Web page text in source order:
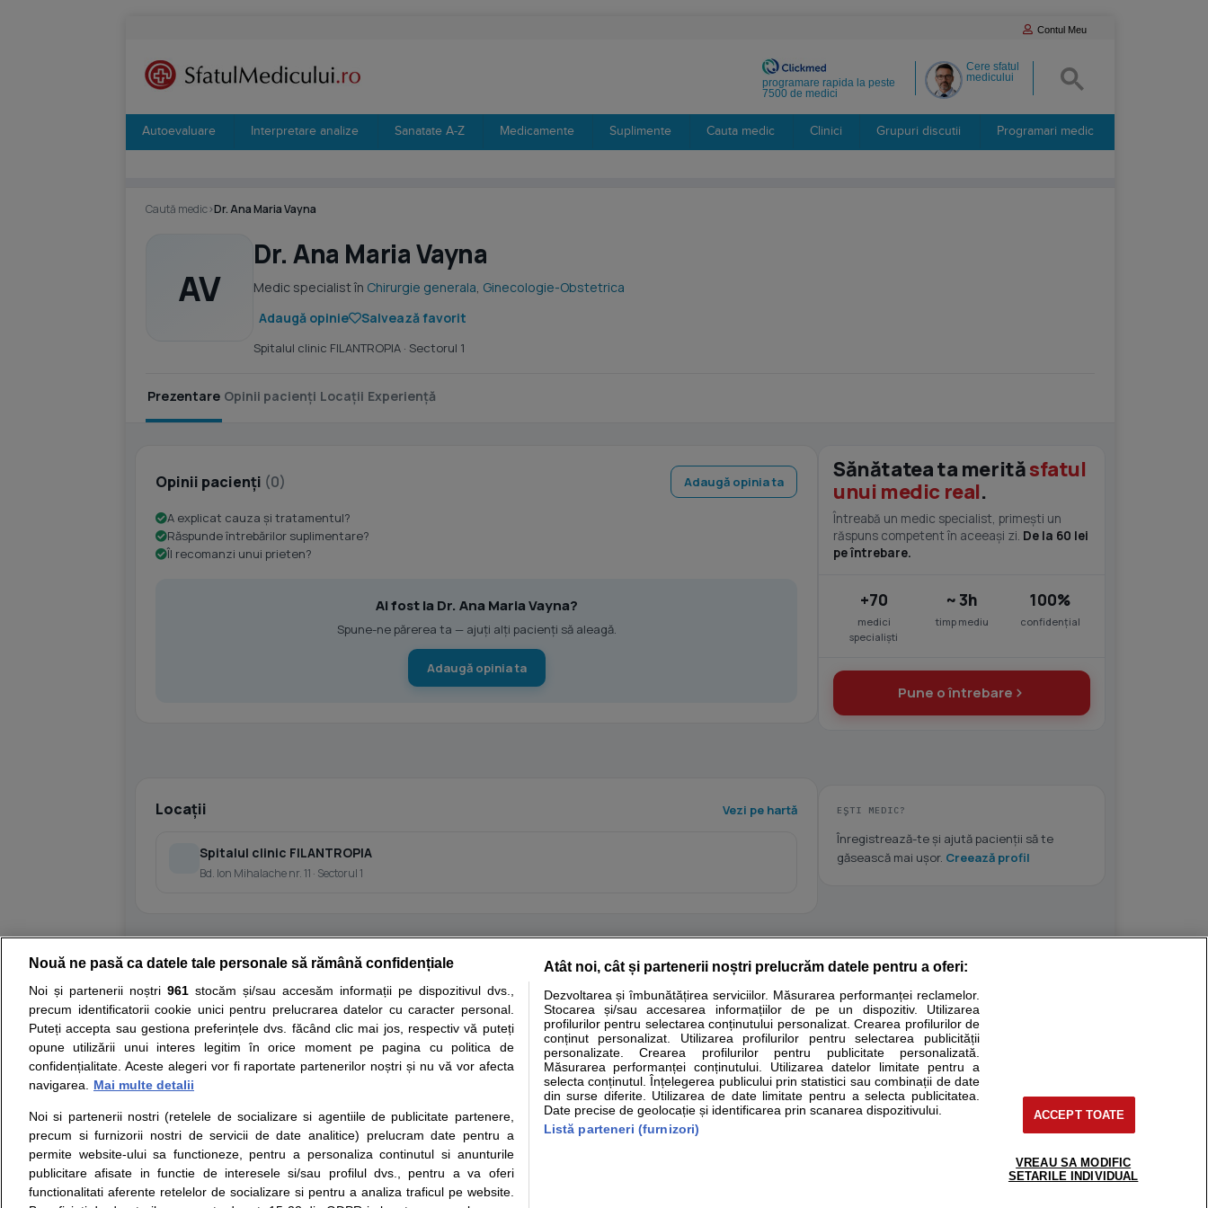
Contul Meu
Cere sfatul
medicului
programare rapida la peste
7500 de medici
Autoevaluare Interpretare analize Sanatate A-Z Medicamente Suplimente Cauta medic Clinici Grupuri discutii Programari medic
Caută medic›Dr. Ana Maria Vayna
AV
Dr. Ana Maria Vayna
Medic specialist în Chirurgie generala, Ginecologie-Obstetrica
Adaugă opinie
Salvează favorit
Spitalul clinic FILANTROPIA · Sectorul 1
Prezentare Opinii pacienți Locații Experiență
Opinii pacienți (0) Adaugă opinia ta
A explicat cauza și tratamentul?
Răspunde întrebărilor suplimentare?
Îl recomanzi unui prieten?
Ai fost la Dr. Ana Maria Vayna?
Spune-ne părerea ta — ajuți alți pacienți să aleagă.
Adaugă opinia ta
Locații Vezi pe hartă
Spitalul clinic FILANTROPIA
Bd. Ion Mihalache nr. 11 · Sectorul 1
Sănătatea ta merităsfatul
unui medic real.
Întreabă un medic specialist, primești un
răspuns competent în aceeași zi. De la 60 lei
pe întrebare.
+70
medici
specialiști
~ 3h
timp mediu
100%
confidențial
Pune o întrebare
EȘTI MEDIC?
Înregistrează-te și ajută pacienții să te
găsească mai ușor. Creează profil
Resurse: Autoevaluare simptome Interpretare analize Specialitati medicale
Opiniile avizate ale medicilor, sfaturile si orice alte informatii despre sanatate disponibile pe sfatulmedicului.ro au scop informativ si educational. Ele nu pot substitui consultul medical direct si
nici diagnosticul stabilit in urma investigatiilor si analizelor medicale. Va sfatuim, ca pe langa informatia primita pe sfatulmedicului.ro sa consultati fie medicul Dvs., fie unul dintre medicii pe care
ii punem la dispozitie pentru programare in sistemul de programari la medic Clickmed.
Despre noi
Contact
Intrebari frecvente
Consultanti
medicali
Termeni si conditii
Politica de
confidentialitate
Politica de cookie
Modifica Setarile Cookie
Drepturile consumatorului
Protectia consumatorilor -
ANPC
Solutionarea Alternativa a
Litigiilor
Info consumator: 0800.080.999
Parteneri
Inscriere clinica
Pentru pacient
support@sfatulmedicului.ro
0374 109 268
Nouă ne pasă ca datele tale personale să rămână confidențiale
Noi și partenerii noștri 961stocăm și/sau accesăm informații pe dispozitivul dvs.,
precum identificatorii cookie unici pentru prelucrarea datelor cu caracter personal.
Puteți accepta sau gestiona preferințele dvs. făcând clic mai jos, respectiv vă puteți
opune utilizării unui interes legitim în orice moment pe pagina cu politica de
confidențialitate. Aceste alegeri vor fi raportate partenerilor noștri și nu vă vor afecta
navigarea.
Mai multe detalii
Noi si partenerii nostri (retelele de socializare si agentiile de publicitate partenere,
precum si furnizorii nostri de servicii de date analitice) prelucram date pentru a
permite website-ului sa functioneze, pentru a personaliza continutul si anunturile
publicitare afisate in functie de interesele si/sau profilul dvs., pentru a va oferi
functionalitati aferente retelelor de socializare si pentru a analiza traficul pe website.
Atât noi, cât și partenerii noștri prelucrăm datele pentru a oferi:
Dezvoltarea și îmbunătățirea serviciilor. Măsurarea performanței reclamelor.
Stocarea și/sau accesarea informațiilor de pe un dispozitiv. Utilizarea
profilurilor pentru selectarea conținutului personalizat. Crearea profilurilor de
conținut personalizat. Utilizarea profilurilor pentru selectarea publicității
personalizate. Crearea profilurilor pentru publicitate personalizată.
Măsurarea performanței conținutului. Utilizarea datelor limitate pentru a
selecta conținutul. Înțelegerea publicului prin statistici sau combinații de date
din surse diferite. Utilizarea de date limitate pentru a selecta publicitatea.
Date precise de geolocație și identificarea prin scanarea dispozitivului.
Listă parteneri (furnizori)
ACCEPT TOATE
VREAU SA MODIFIC
SETARILE INDIVIDUAL